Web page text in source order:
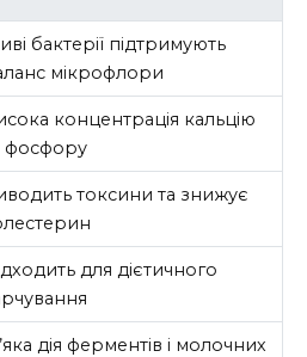
бактерії підтримують
мікрофлори
концентрація кальцію
фосфору
токсини та знижує
для дієтичного
дія ферментів і молочних